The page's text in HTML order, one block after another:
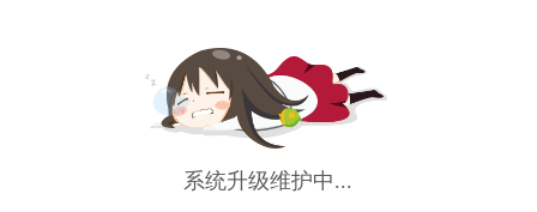
系统升级维护中...